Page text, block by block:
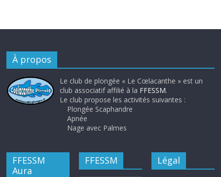
À propos
Le club de plongée « Le Cœlacanthe » est un
club associatif affilié à la FFESSM.
Le club propose les activités suivantes :
Plongée Scaphandre
Apnée
Nage avec Palmes
FFESSM
Aura
FFESSM Légal